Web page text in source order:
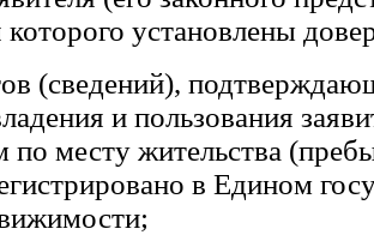
установлены
(сведений),
и пользования
месту жительства
в Едином